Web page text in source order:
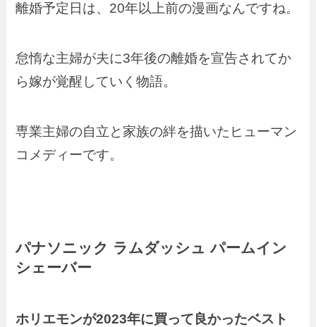
離婚予定日は、20年以上前の漫画なんですね。
怠惰な主婦が夫に3年後の離婚を宣告されてか
ら嫁が覚醒していく物語。
専業主婦の自立と家族の絆を描いたヒューマン
コメディーです。
パナソニック ラムダッシュ パームイン
シェーバー
ホリエモンが2023年に買って良かったベスト